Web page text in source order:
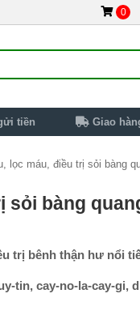
0
tiền Giao
lọc máu, điều trị sỏi bàng
sỏi bàng
trị bênh thận hư nổi
tin, cay-no-la-cay-gi,